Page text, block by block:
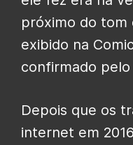
próximo do
exibido na
confirmado pelo
Depois que os
internet em